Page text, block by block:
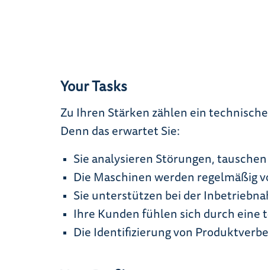
Your Tasks
Zu Ihren Stärken zählen ein
Denn das erwartet Sie:
Sie analysieren Störungen,
Die Maschinen werden regelmäßig
Sie unterstützen bei der
Ihre Kunden fühlen sich durch
Die Identifizierung von